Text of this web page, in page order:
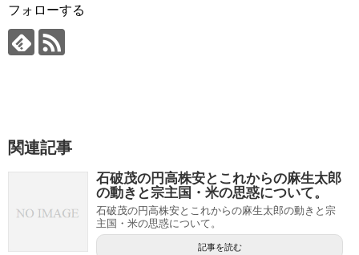
フォローする
関連記事
石破茂の円高株安とこれからの麻生太郎
の動きと宗主国・米の思惑について。
石破茂の円高株安とこれからの麻生太郎の動きと宗
主国・米の思惑について。
記事を読む